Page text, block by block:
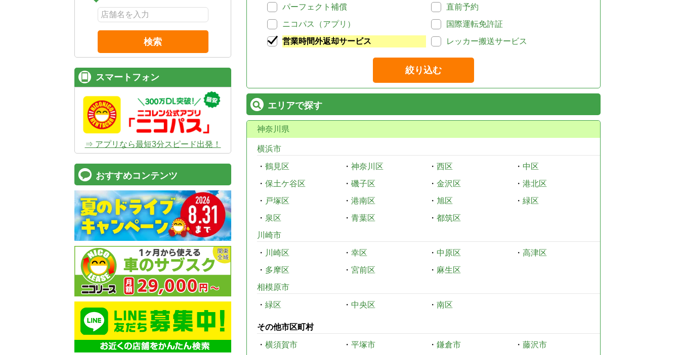
パーフェクト補償
直前予約
ニコパス（アプリ）
国際運転免許証
営業時間外返却サービス
レッカー搬送サービス
絞り込む
エリアで探す
神奈川県
横浜市
・ 鶴見区 ・ 神奈川区 ・ 西区 ・ 中区
・ 保土ケ谷区 ・ 磯子区 ・ 金沢区 ・ 港北区
・ 戸塚区 ・ 港南区 ・ 旭区 ・ 緑区
・ 泉区 ・ 青葉区 ・ 都筑区
川崎市
・ 川崎区 ・ 幸区 ・ 中原区 ・ 高津区
・ 多摩区 ・ 宮前区 ・ 麻生区
相模原市
・ 緑区 ・ 中央区 ・ 南区
その他市区町村
・ 横須賀市 ・ 平塚市 ・ 鎌倉市 ・ 藤沢市
検索
スマートフォン
⇒ アプリなら最短3分スピード出発！
おすすめコンテンツ